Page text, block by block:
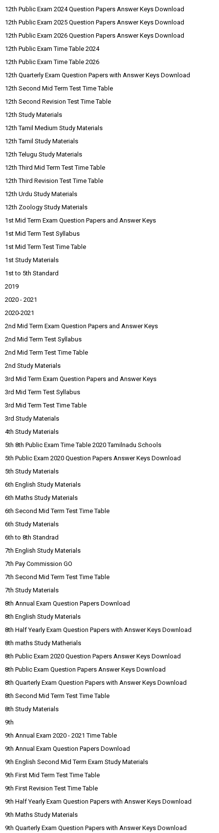
12th Public Exam 2024 Question Papers Answer Keys Download
12th Public Exam 2025 Question Papers Answer Keys Download
12th Public Exam 2026 Question Papers Answer Keys Download
12th Public Exam Time Table 2024
12th Public Exam Time Table 2026
12th Quarterly Exam Question Papers with Answer Keys Download
12th Second Mid Term Test Time Table
12th Second Revision Test Time Table
12th Study Materials
12th Tamil Medium Study Materials
12th Tamil Study Materials
12th Telugu Study Materials
12th Third Mid Term Test Time Table
12th Third Revision Test Time Table
12th Urdu Study Materials
12th Zoology Study Materials
1st Mid Term Exam Question Papers and Answer Keys
1st Mid Term Test Syllabus
1st Mid Term Test Time Table
1st Study Materials
1st to 5th Standard
2019
2020 - 2021
2020-2021
2nd Mid Term Exam Question Papers and Answer Keys
2nd Mid Term Test Syllabus
2nd Mid Term Test Time Table
2nd Study Materials
3rd Mid Term Exam Question Papers and Answer Keys
3rd Mid Term Test Syllabus
3rd Mid Term Test Time Table
3rd Study Materials
4th Study Materials
5th 8th Public Exam Time Table 2020 Tamilnadu Schools
5th Public Exam 2020 Question Papers Answer Keys Download
5th Study Materials
6th English Study Materials
6th Maths Study Materials
6th Second Mid Term Test Time Table
6th Study Materials
6th to 8th Standrad
7th English Study Materials
7th Pay Commission GO
7th Second Mid Term Test Time Table
7th Study Materials
8th Annual Exam Question Papers Download
8th English Study Materials
8th Half Yearly Exam Question Papers with Answer Keys Download
8th maths Study Matherials
8th Public Exam 2020 Question Papers Answer Keys Download
8th Public Exam Question Papers Answer Keys Download
8th Quarterly Exam Question Papers with Answer Keys Download
8th Second Mid Term Test Time Table
8th Study Materials
9th
9th Annual Exam 2020 - 2021 Time Table
9th Annual Exam Question Papers Download
9th English Second Mid Term Exam Study Materials
9th First Mid Term Test Time Table
9th First Revision Test Time Table
9th Half Yearly Exam Question Papers with Answer Keys Download
9th Maths Study Materials
9th Quarterly Exam Question Papers with Answer Keys Download